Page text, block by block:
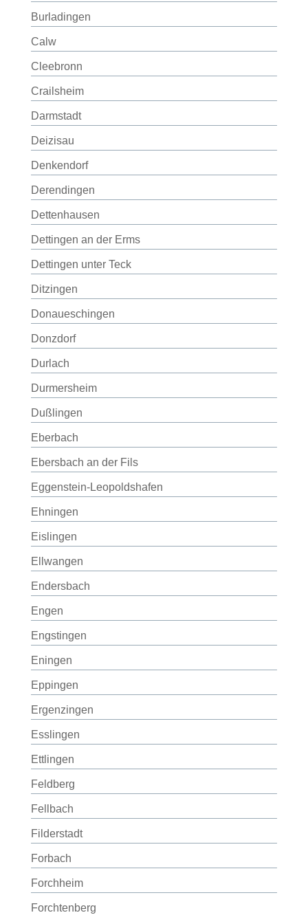
Burladingen
Calw
Cleebronn
Crailsheim
Darmstadt
Deizisau
Denkendorf
Derendingen
Dettenhausen
Dettingen an der Erms
Dettingen unter Teck
Ditzingen
Donaueschingen
Donzdorf
Durlach
Durmersheim
Dußlingen
Eberbach
Ebersbach an der Fils
Eggenstein-Leopoldshafen
Ehningen
Eislingen
Ellwangen
Endersbach
Engen
Engstingen
Eningen
Eppingen
Ergenzingen
Esslingen
Ettlingen
Feldberg
Fellbach
Filderstadt
Forbach
Forchheim
Forchtenberg